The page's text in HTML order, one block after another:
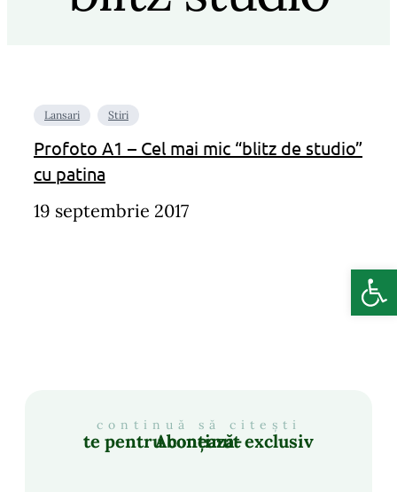
Lansari Stiri
Profoto A1 – Cel mai mic “blitz de studio”
cu patina
19 septembrie 2017
continuă să citești
Abonează-te pentru conținut exclusiv